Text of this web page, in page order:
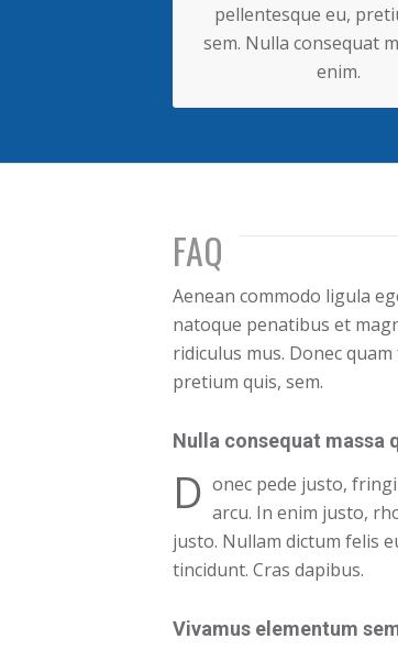
pellentesque eu,
sem. Nulla consequat
enim.
FAQ
Aenean commodo ligula
natoque penatibus et
ridiculus mus. Donec
pretium quis, sem.
Nulla consequat massa
D onec pede justo,
arcu. In enim justo,
justo. Nullam dictum felis
tincidunt. Cras dapibus.
Vivamus elementum